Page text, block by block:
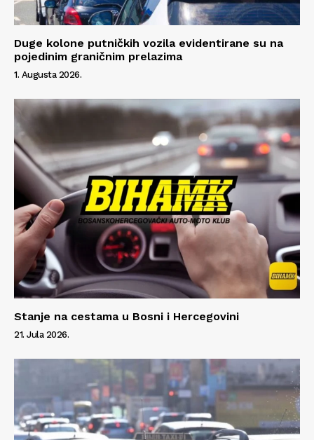
Duge kolone putničkih vozila evidentirane su na
pojedinim graničnim prelazima
1. Augusta 2026.
Stanje na cestama u Bosni i Hercegovini
21. Jula 2026.